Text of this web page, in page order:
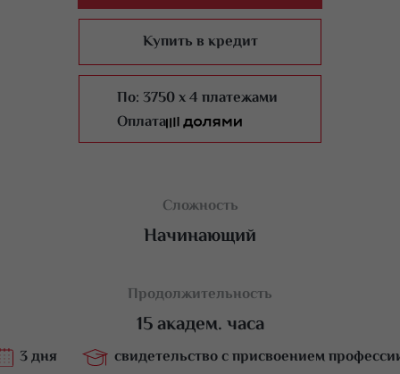
Купить в кредит
По:3750 x 4 платежами
Оплата
Сложность
Начинающий
Продолжительность
15 академ. часа
3 дня свидетельство с присвоением 5